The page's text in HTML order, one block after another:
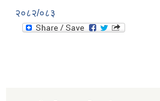
२०८२/०८३